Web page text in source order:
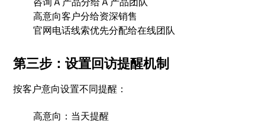
咨询 A 产品分给 A 产品团队
高意向客户分给资深销售
官网电话线索优先分配给在线团队
第三步：设置回访提醒机制
按客户意向设置不同提醒：
高意向：当天提醒